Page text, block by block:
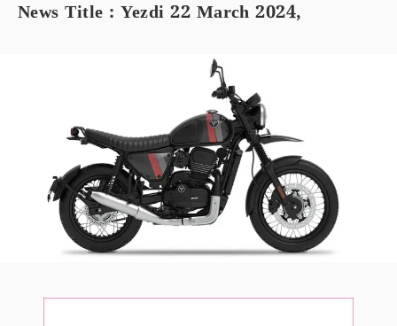
News Title : Yezdi 22 March 2024,